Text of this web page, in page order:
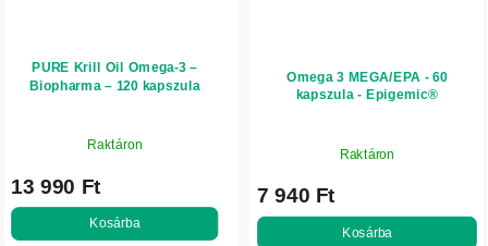
PURE Krill Oil Omega-3 –
Biopharma – 120 kapszula
Raktáron
13 990 Ft
Kosárba
Omega 3 MEGA/EPA - 60
kapszula - Epigemic®
Raktáron
7 940 Ft
Kosárba